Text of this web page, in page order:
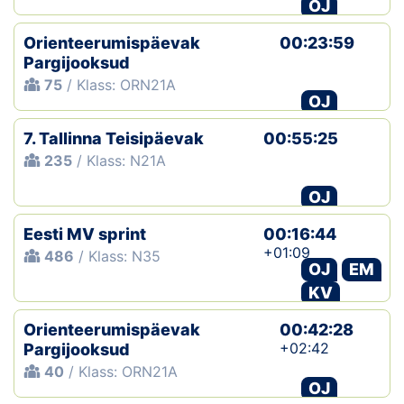
OJ
Orienteerumispäevak
Pargijooksud
75 / Klass: ORN21A
00:23:59
OJ
7. Tallinna Teisipäevak
235 / Klass: N21A
00:55:25
OJ
Eesti MV sprint
486 / Klass: N35
00:16:44
+01:09
OJ
EM
KV
Orienteerumispäevak
Pargijooksud
40 / Klass: ORN21A
00:42:28
+02:42
OJ